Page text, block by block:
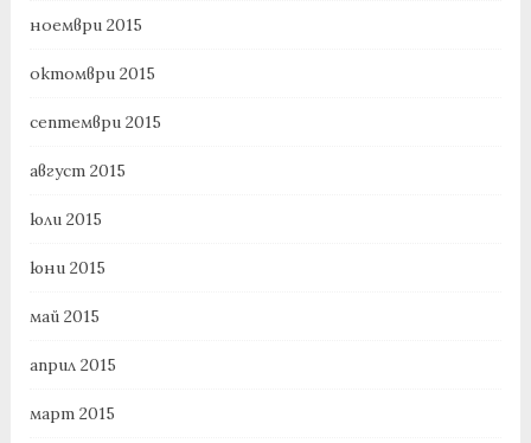
ноември 2015
октомври 2015
септември 2015
август 2015
юли 2015
юни 2015
май 2015
април 2015
март 2015